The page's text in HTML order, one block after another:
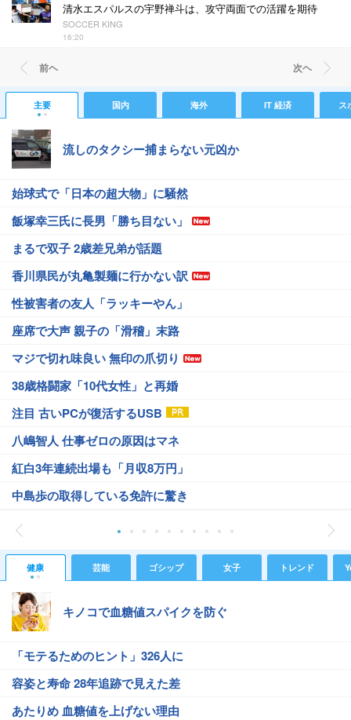
清水エスパルスの宇野禅斗は、攻守両面での活躍を期待
SOCCER KING
16:20
前ヘ 次ヘ
主要 国内 海外 IT 経済 ス
流しのタクシー捕まらない元凶か
始球式で「日本の超大物」に騒然
飯塚幸三氏に長男「勝ち目ない」
まるで双子 2歳差兄弟が話題
香川県民が丸亀製麺に行かない訳
性被害者の友人「ラッキーやん」
座席で大声 親子の「滑稽」末路
マジで切れ味良い 無印の爪切り
38歳格闘家「10代女性」と再婚
注目 古いPCが復活するUSB
八嶋智人 仕事ゼロの原因はマネ
紅白3年連続出場も「月収8万円」
中島歩の取得している免許に驚き
健康 芸能 ゴシップ 女子 トレンド
キノコで血糖値スパイクを防ぐ
「モテるためのヒント」326人に
容姿と寿命 28年追跡で見えた差
あたりめ 血糖値を上げない理由